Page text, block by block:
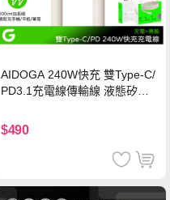
AIDOGA 240W快充 雙Type-C/
PD3.1充電線傳輸線 液態矽膠
機/平板/筆電
$490